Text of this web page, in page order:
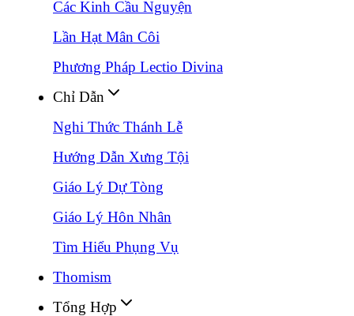
Các Kinh Cầu Nguyện
Lần Hạt Mân Côi
Phương Pháp Lectio Divina
Chỉ Dẫn
Nghi Thức Thánh Lễ
Hướng Dẫn Xưng Tội
Giáo Lý Dự Tòng
Giáo Lý Hôn Nhân
Tìm Hiểu Phụng Vụ
Thomism
Tổng Hợp